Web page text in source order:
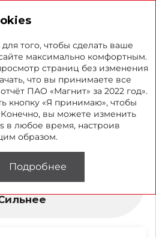
Сильнее
Ближе
того, чтобы сделать ваше
максимально комфортным.
страниц без изменения
что вы принимаете все
ПАО «Магнит» за 2022 год».
кнопку «Я принимаю», чтобы
вы можете изменить
в любое время, настроив
образом.
Подробнее